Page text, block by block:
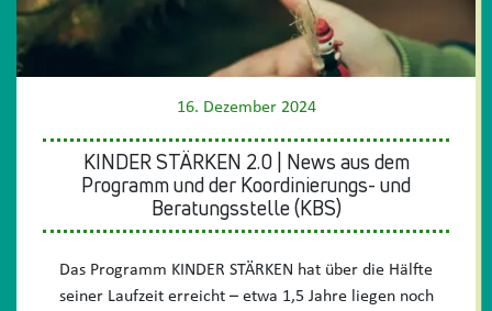
16. Dezember 2024
KINDER STÄRKEN 2.0 | News aus dem
Programm und der Koordinierungs- und
Beratungsstelle (KBS)
Das Programm KINDER STÄRKEN hat über die Hälfte
seiner Laufzeit erreicht – etwa 1,5 Jahre liegen noch